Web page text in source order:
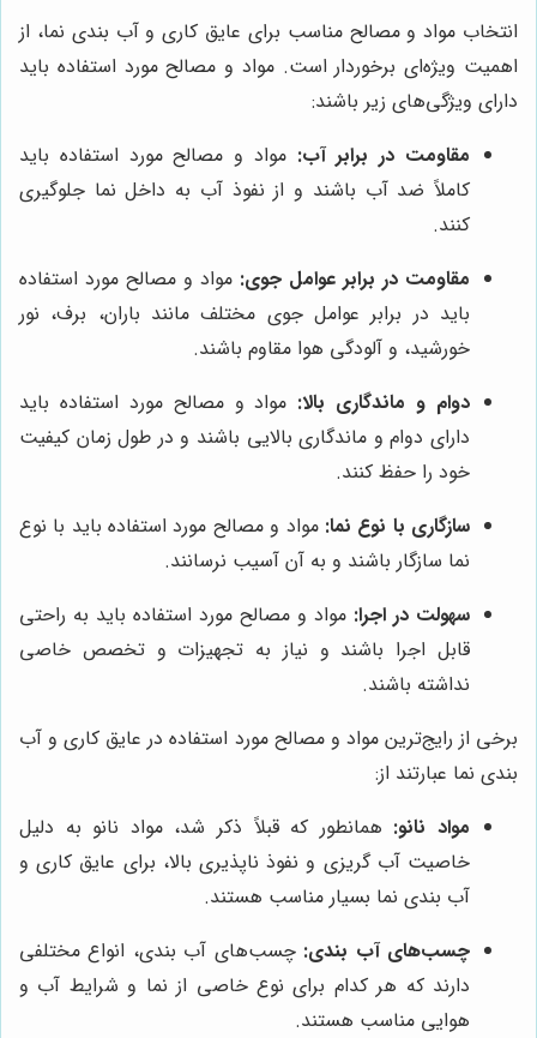
انتخاب مواد و مصالح مناسب برای عایق کاری و آب بندی نما، از
اهمیت ویژه‌ای برخوردار است. مواد و مصالح مورد استفاده باید
دارای ویژگی‌های زیر باشند:
مقاومت در برابر آب: مواد و مصالح مورد استفاده باید
کاملاً ضد آب باشند و از نفوذ آب به داخل نما جلوگیری
کنند.
مقاومت در برابر عوامل جوی: مواد و مصالح مورد استفاده
باید در برابر عوامل جوی مختلف مانند باران، برف، نور
خورشید، و آلودگی هوا مقاوم باشند.
دوام و ماندگاری بالا: مواد و مصالح مورد استفاده باید
دارای دوام و ماندگاری بالایی باشند و در طول زمان کیفیت
خود را حفظ کنند.
سازگاری با نوع نما: مواد و مصالح مورد استفاده باید با نوع
نما سازگار باشند و به آن آسیب نرسانند.
سهولت در اجرا: مواد و مصالح مورد استفاده باید به راحتی
قابل اجرا باشند و نیاز به تجهیزات و تخصص خاصی
نداشته باشند.
برخی از رایج‌ترین مواد و مصالح مورد استفاده در عایق کاری و آب
بندی نما عبارتند از:
مواد نانو: همانطور که قبلاً ذکر شد، مواد نانو به دلیل
خاصیت آب گریزی و نفوذ ناپذیری بالا، برای عایق کاری و
آب بندی نما بسیار مناسب هستند.
چسب‌های آب بندی: چسب‌های آب بندی، انواع مختلفی
دارند که هر کدام برای نوع خاصی از نما و شرایط آب و
هوایی مناسب هستند.